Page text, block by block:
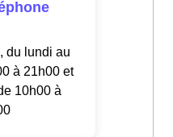
, du lundi au
à 21h00 et
10h00 à